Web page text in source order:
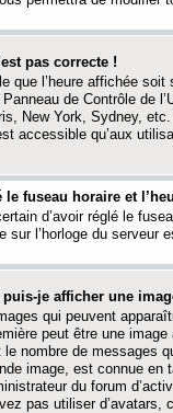
pas correcte !
que l’heure affichée
de Contrôle de
New York, Sydney,
accessible qu’aux
le fuseau horaire et
d’avoir réglé le
sur l’horloge du
puis-je afficher une
qui peuvent
peut être une
le nombre de messages
image, est connue en
du forum
pas utiliser d’avatars,